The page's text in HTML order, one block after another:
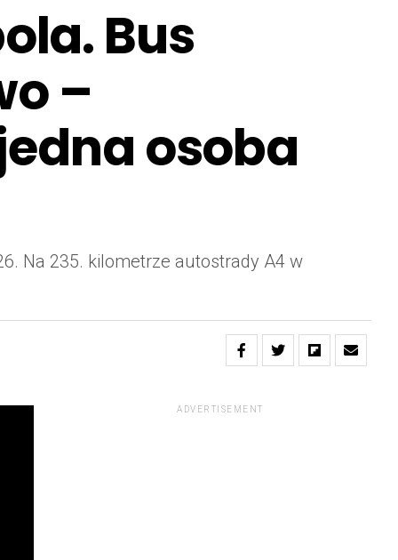
Bus
–
osoba
Na 235. kilometrze autostrady A4 w
ADVERTISEMENT